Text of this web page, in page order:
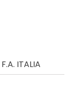
F.A. ITALIA